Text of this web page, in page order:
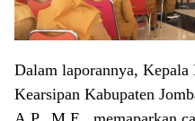
Dalam laporannya, Kepala
Kearsipan Kabupaten